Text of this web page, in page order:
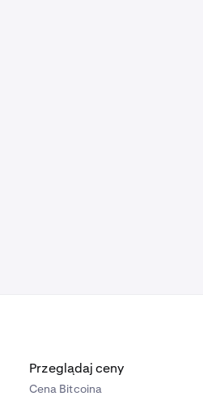
Przeglądaj ceny
Cena Bitcoina